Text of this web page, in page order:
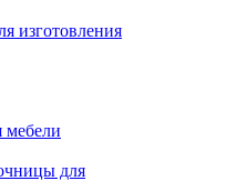
изготовления
для